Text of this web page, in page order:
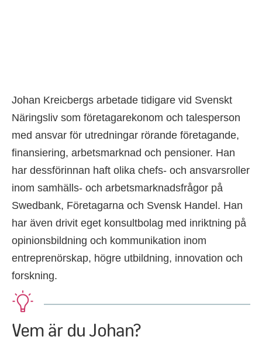
Johan Kreicbergs arbetade tidigare vid Svenskt
Näringsliv som företagarekonom och talesperson
med ansvar för utredningar rörande företagande,
finansiering, arbetsmarknad och pensioner. Han
har dessförinnan haft olika chefs- och ansvarsroller
inom samhälls- och arbetsmarknadsfrågor på
Swedbank, Företagarna och Svensk Handel. Han
har även drivit eget konsultbolag med inriktning på
opinionsbildning och kommunikation inom
entreprenörskap, högre utbildning, innovation och
forskning.
Vem är du Johan?